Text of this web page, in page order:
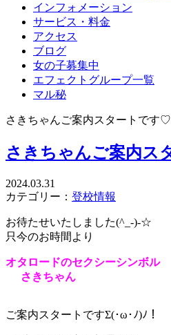
インフォメーション
サービス・料金
アクセス
ブログ
女の子募集中
エフェクトグループ一覧
マル秘
さきちゃんご案内スタートです♡
さきちゃんご案内ス
2024.03.31
カテゴリー： 登校情報
お待たせいたしました(^_-)-☆
只今のお時間より
オタロードのセクシーシンボル
さきちゃん
ご案内スタートですΣ(･ω･ﾉ)ﾉ！